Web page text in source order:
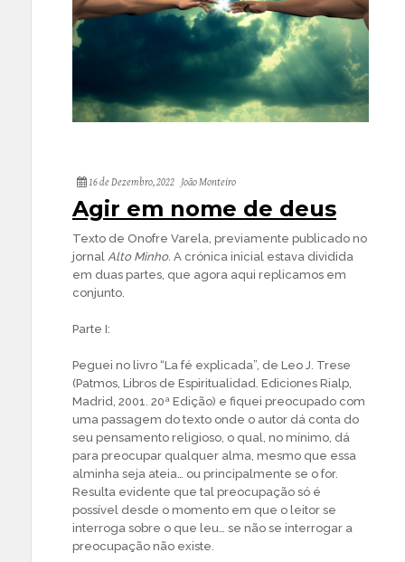
16 de Dezembro, 2022 João Monteiro
Agir em nome de deus
Texto de Onofre Varela, previamente publicado no
jornal Alto Minho. A crónica inicial estava dividida
em duas partes, que agora aqui replicamos em
conjunto.
Parte I:
Peguei no livro “La fé explicada”, de Leo J. Trese
(Patmos, Libros de Espiritualidad. Ediciones Rialp,
Madrid, 2001. 20ª Edição) e fiquei preocupado com
uma passagem do texto onde o autor dá conta do
seu pensamento religioso, o qual, no mínimo, dá
para preocupar qualquer alma, mesmo que essa
alminha seja ateia… ou principalmente se o for.
Resulta evidente que tal preocupação só é
possível desde o momento em que o leitor se
interroga sobre o que leu… se não se interrogar a
preocupação não existe.